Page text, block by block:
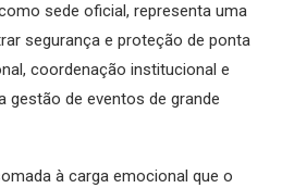
sede oficial, representa uma
segurança e proteção de ponta
coordenação institucional e
gestão de eventos de grande
à carga emocional que o